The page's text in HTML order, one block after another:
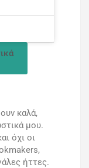
καλά,
μου.
όχι οι
ήττες.